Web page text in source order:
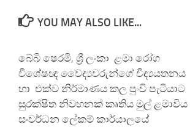
YOU MAY ALSO LIKE...
බේබි ෂෙරමි, ශ්‍රී ලංකා ළමා රෝග
විශේෂඥ වෛද්‍යවරුන්ගේ විද්‍යයතනය
හා එක්ව නිර්මාණය කල පුංචි පැටියාට
සුරක්ෂිත නිවහනක් කෘතිය මුල් ළමාවිය
සංවර්ධන ලේකම් කාර්යාලයේ